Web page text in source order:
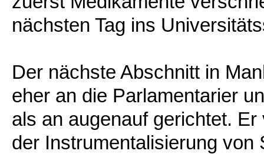
nächsten Tag ins
Der nächste Abschnitt in
eher an die Parlamentarier
als an augenauf gerichtet.
der Instrumentalisierung